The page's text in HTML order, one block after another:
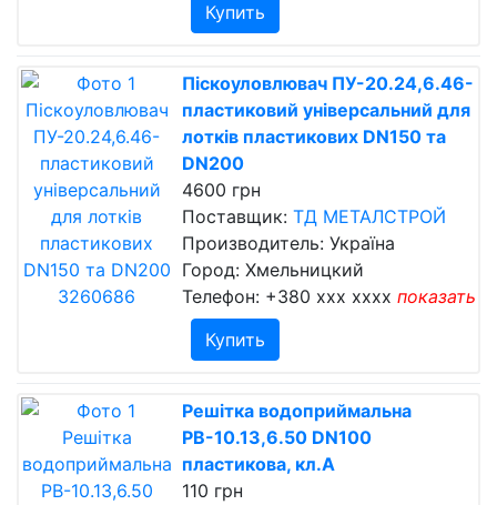
Купить
Піскоуловлювач ПУ-20.24,6.46-
пластиковий універсальний для
лотків пластикових DN150 та
DN200
4600 грн
Поставщик: ТД МЕТАЛСТРОЙ
Производитель: Україна
Город: Хмельницкий
Телефон: +380 xxx xxxx показать
Купить
Решітка водоприймальна
РВ-10.13,6.50 DN100
пластикова, кл.A
110 грн